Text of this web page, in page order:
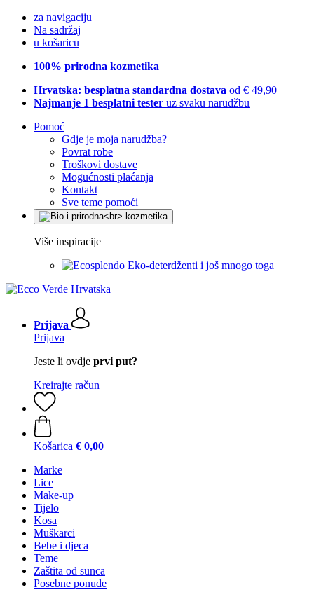
za navigaciju
Na sadržaj
u košaricu
100% prirodna kozmetika
Hrvatska: besplatna standardna dostava od € 49,90
Najmanje 1 besplatni tester uz svaku narudžbu
Pomoć
Gdje je moja narudžba?
Povrat robe
Troškovi dostave
Mogućnosti plaćanja
Kontakt
Sve teme pomoći
Više inspiracije
Eko-deterdženti i još mnogo toga
Prijava
Prijava
Jeste li ovdje prvi put?
Kreirajte račun
Košarica € 0,00
Marke
Lice
Make-up
Tijelo
Kosa
Muškarci
Bebe i djeca
Teme
Zaštita od sunca
Posebne ponude